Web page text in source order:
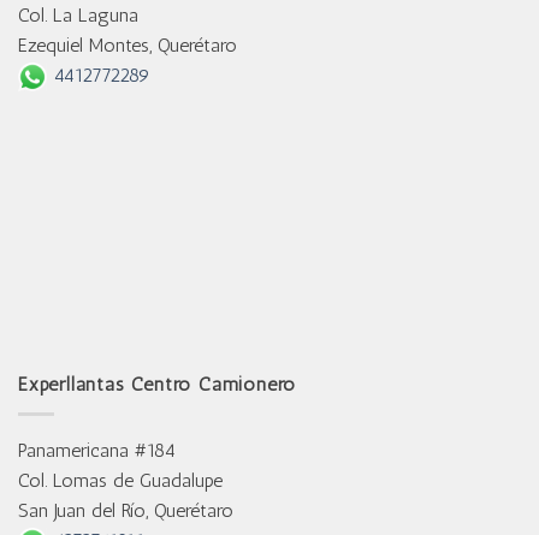
Col. La Laguna
Ezequiel Montes, Querétaro
4412772289
Experllantas Centro Camionero
Panamericana #184
Col. Lomas de Guadalupe
San Juan del Río, Querétaro